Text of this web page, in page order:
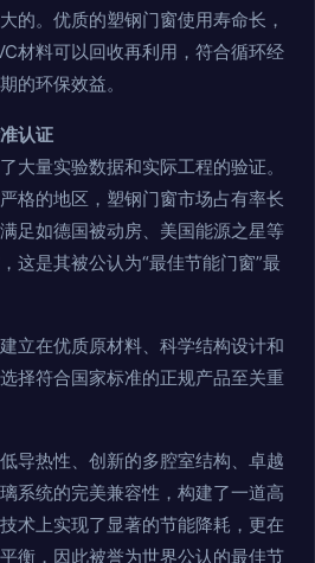
的。优质的塑钢门窗使用寿命长，
材料可以回收再利用，符合循环经
的环保效益。
认证
大量实验数据和实际工程的验证。
格的地区，塑钢门窗市场占有率长
足如德国被动房、美国能源之星等
这是其被公认为“最佳节能门窗”最
立在优质原材料、科学结构设计和
择符合国家标准的正规产品至关重
导热性、创新的多腔室结构、卓越
系统的完美兼容性，构建了一道高
术上实现了显著的节能降耗，更在
衡，因此被誉为世界公认的最佳节